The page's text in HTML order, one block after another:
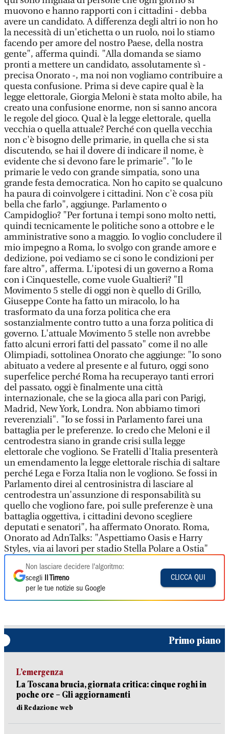
muovono e hanno rapporti con i cittadini - debba
avere un candidato. A differenza degli altri io non ho
la necessità di un'etichetta o un ruolo, noi lo stiamo
facendo per amore del nostro Paese, della nostra
gente", afferma quindi. "Alla domanda se siamo
pronti a mettere un candidato, assolutamente sì -
precisa Onorato -, ma noi non vogliamo contribuire a
questa confusione. Prima si deve capire qual è la
legge elettorale, Giorgia Meloni è stata molto abile, ha
creato una confusione enorme, non si sanno ancora
le regole del gioco. Qual è la legge elettorale, quella
vecchia o quella attuale? Perché con quella vecchia
non c'è bisogno delle primarie, in quella che si sta
discutendo, se hai il dovere di indicare il nome, è
evidente che si devono fare le primarie". "Io le
primarie le vedo con grande simpatia, sono una
grande festa democratica. Non ho capito se qualcuno
ha paura di coinvolgere i cittadini. Non c'è cosa più
bella che farlo", aggiunge. Parlamento o
Campidoglio? "Per fortuna i tempi sono molto netti,
quindi tecnicamente le politiche sono a ottobre e le
amministrative sono a maggio. Io voglio concludere il
mio impegno a Roma, lo svolgo con grande amore e
dedizione, poi vediamo se ci sono le condizioni per
fare altro", afferma. L'ipotesi di un governo a Roma
con i Cinquestelle, come vuole Gualtieri? "Il
Movimento 5 stelle di oggi non è quello di Grillo,
Giuseppe Conte ha fatto un miracolo, lo ha
trasformato da una forza politica che era
sostanzialmente contro tutto a una forza politica di
governo. L'attuale Movimento 5 stelle non avrebbe
fatto alcuni errori fatti del passato" come il no alle
Olimpiadi, sottolinea Onorato che aggiunge: "Io sono
abituato a vedere al presente e al futuro, oggi sono
superfelice perché Roma ha recuperayo tanti errori
del passato, oggi è finalmente una città
internazionale, che se la gioca alla pari con Parigi,
Madrid, New York, Londra. Non abbiamo timori
reverenziali". "Io se fossi in Parlamento farei una
battaglia per le preferenze. Io credo che Meloni e il
centrodestra siano in grande crisi sulla legge
elettorale che vogliono. Se Fratelli d'Italia presenterà
un emendamento la legge elettorale rischia di saltare
perché Lega e Forza Italia non le vogliono. Se fossi in
Parlamento direi al centrosinistra di lasciare al
centrodestra un'assunzione di responsabilità su
quello che vogliono fare, poi sulle preferenze è una
battaglia oggettiva, i cittadini devono scegliere
deputati e senatori", ha affermato Onorato. Roma,
Onorato ad AdnTalks: "Aspettiamo Oasis e Harry
Styles, via ai lavori per stadio Stella Polare a Ostia"
Non lasciare decidere l'algoritmo:
scegli
Il Tirreno
per le tue notizie su Google
CLICCA QUI
Primo piano
L’emergenza
La Toscana brucia, giornata critica: cinque roghi in
poche ore – Gli aggiornamenti
di Redazione web